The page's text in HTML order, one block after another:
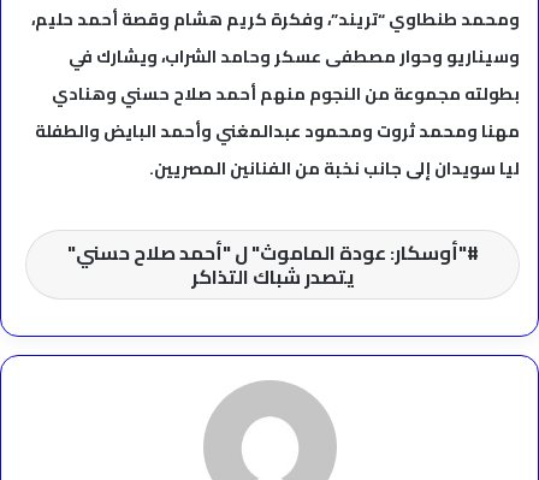
ومحمد طنطاوي “تريند”، وفكرة كريم هشام وقصة أحمد حليم،
وسيناريو وحوار مصطفى عسكر وحامد الشراب، ويشارك في
بطولته مجموعة من النجوم منهم أحمد صلاح حسني وهنادي
مهنا ومحمد ثروت ومحمود عبدالمغني وأحمد البايض والطفلة
ليا سويدان إلى جانب نخبة من الفنانين المصريين.
"أوسكار: عودة الماموث" ل "أحمد صلاح حسني"
يتصدر شباك التذاكر